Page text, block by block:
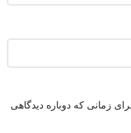
زمانی که دوباره دیدگاهی